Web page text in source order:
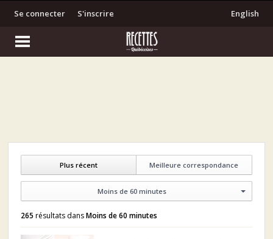
S'inscrire
Se connecter English
Meilleure correspondance
Plus récent
Moins de 60 minutes
265 résultats dansMoins de 60 minutes